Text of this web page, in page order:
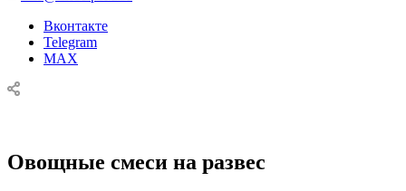
Вконтакте
Telegram
MAX
Овощные смеси на развес